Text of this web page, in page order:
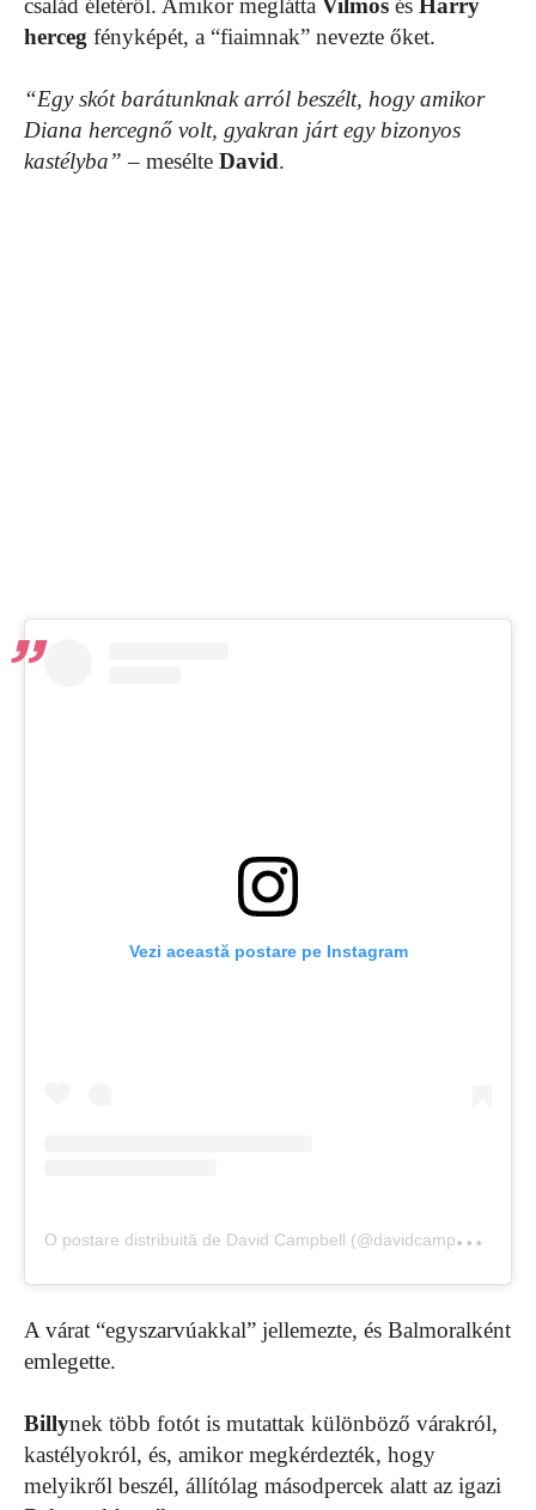
család életéről. Amikor meglátta Vilmos és Harry
herceg fényképét, a “fiaimnak” nevezte őket.
“Egy skót barátunknak arról beszélt, hogy amikor
Diana hercegnő volt, gyakran járt egy bizonyos
kastélyba” – mesélte David.
Vezi această postare pe Instagram
O
postare distribuită de David Campbell (@davidcampbell73)
A várat “egyszarvúakkal” jellemezte, és Balmoralként
emlegette.
Billynek több fotót is mutattak különböző várakról,
kastélyokról, és, amikor megkérdezték, hogy
melyikről beszél, állítólag másodpercek alatt az igazi